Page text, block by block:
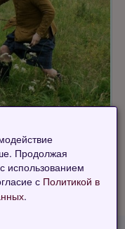
Продолжая
использованием
с Политикой в
.